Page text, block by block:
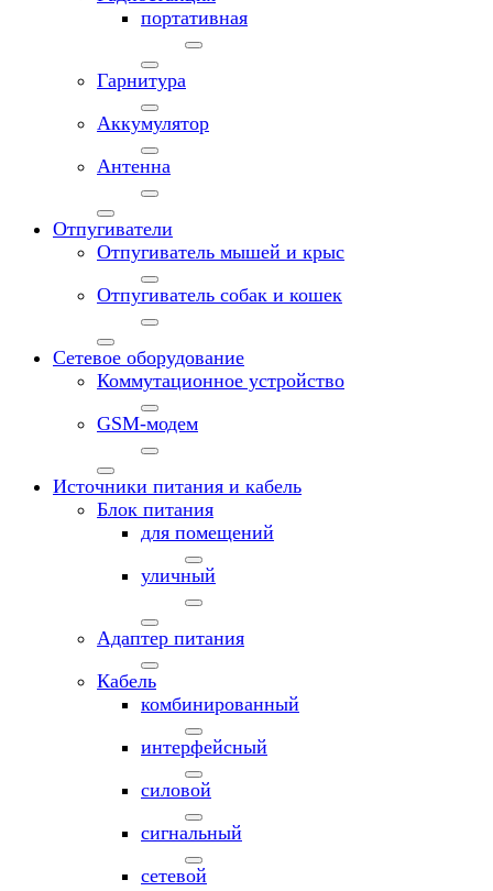
портативная
Гарнитура
Аккумулятор
Антенна
Отпугиватели
Отпугиватель мышей и крыс
Отпугиватель собак и кошек
Сетевое оборудование
Коммутационное устройство
GSM-модем
Источники питания и кабель
Блок питания
для помещений
уличный
Адаптер питания
Кабель
комбинированный
интерфейсный
силовой
сигнальный
сетевой